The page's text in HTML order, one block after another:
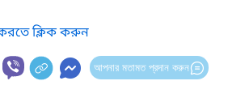
ক্লিক করুন
আপনার মতামত প্রদান করুন